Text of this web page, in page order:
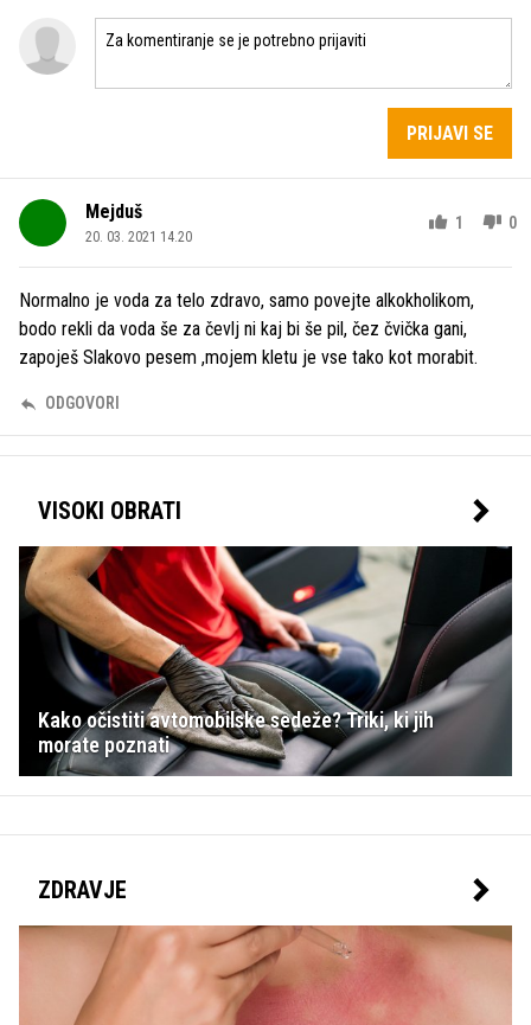
PRIJAVI SE
Mejduš
20. 03. 2021 14.20
1 0
Normalno je voda za telo zdravo, samo povejte alkokholikom,
bodo rekli da voda še za čevlj ni kaj bi še pil, čez čvička gani,
zapoješ Slakovo pesem ,mojem kletu je vse tako kot morabit.
ODGOVORI
VISOKI OBRATI
Kako očistiti avtomobilske sedeže? Triki, ki jih
morate poznati
ZDRAVJE